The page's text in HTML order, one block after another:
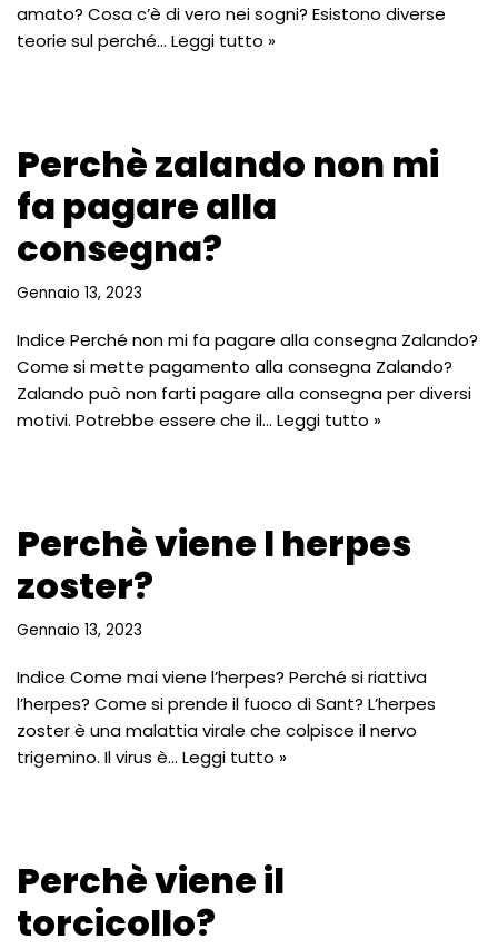
amato? Cosa c’è di vero nei sogni? Esistono diverse
teorie sul perché… Leggi tutto »
Perchè zalando non mi
fa pagare alla
consegna?
Gennaio 13, 2023
Indice Perché non mi fa pagare alla consegna Zalando?
Come si mette pagamento alla consegna Zalando?
Zalando può non farti pagare alla consegna per diversi
motivi. Potrebbe essere che il… Leggi tutto »
Perchè viene l herpes
zoster?
Gennaio 13, 2023
Indice Come mai viene l’herpes? Perché si riattiva
l’herpes? Come si prende il fuoco di Sant? L’herpes
zoster è una malattia virale che colpisce il nervo
trigemino. Il virus è… Leggi tutto »
Perchè viene il
torcicollo?